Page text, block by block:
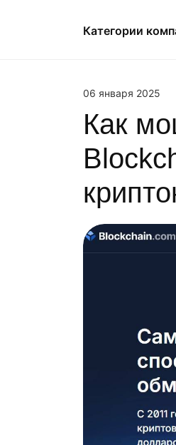
Категории
06 января 2025
Как